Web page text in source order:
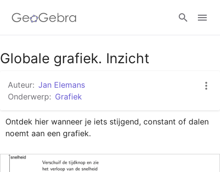
Google Classroom
GeoGebra Klaslokaal
Aanmelden
Globale grafiek. Inzicht
Auteur: Jan Elemans
Onderwerp: Grafiek
Ontdek hier wanneer je iets stijgend, constant of dalen
noemt aan een grafiek.